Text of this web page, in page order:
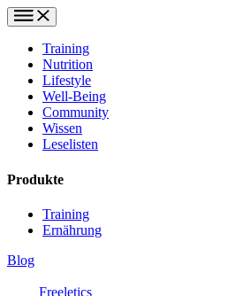
Training
Nutrition
Lifestyle
Well-Being
Community
Wissen
Leselisten
Produkte
Training
Ernährung
Blog
Freeletics